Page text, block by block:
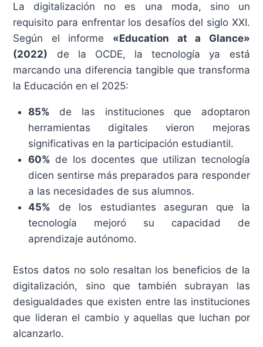
La digitalización no es una moda, sino un
requisito para enfrentar los desafíos del siglo XXI.
Según el informe «Education at a Glance»
(2022) de la OCDE, la tecnología ya está
marcando una diferencia tangible que transforma
la Educación en el 2025:
85% de las instituciones que adoptaron
herramientas digitales vieron mejoras
significativas en la participación estudiantil.
60% de los docentes que utilizan tecnología
dicen sentirse más preparados para responder
a las necesidades de sus alumnos.
45% de los estudiantes aseguran que la
tecnología mejoró su capacidad de
aprendizaje autónomo.
Estos datos no solo resaltan los beneficios de la
digitalización, sino que también subrayan las
desigualdades que existen entre las instituciones
que lideran el cambio y aquellas que luchan por
alcanzarlo.